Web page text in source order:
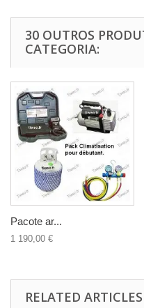
30 OUTROS
CATEGORIA:
Pacote ar...
1 190,00 €
RELATED